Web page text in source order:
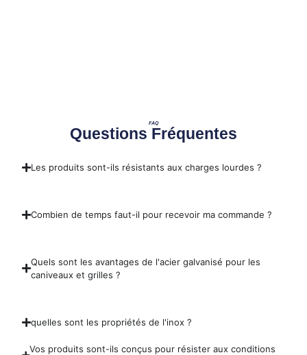
FAQ
Questions Fréquentes
Les produits sont-ils résistants aux charges lourdes ?
Combien de temps faut-il pour recevoir ma commande ?
Quels sont les avantages de l'acier galvanisé pour les
caniveaux et grilles ?
quelles sont les propriétés de l'inox ?
Vos produits sont-ils conçus pour résister aux conditions